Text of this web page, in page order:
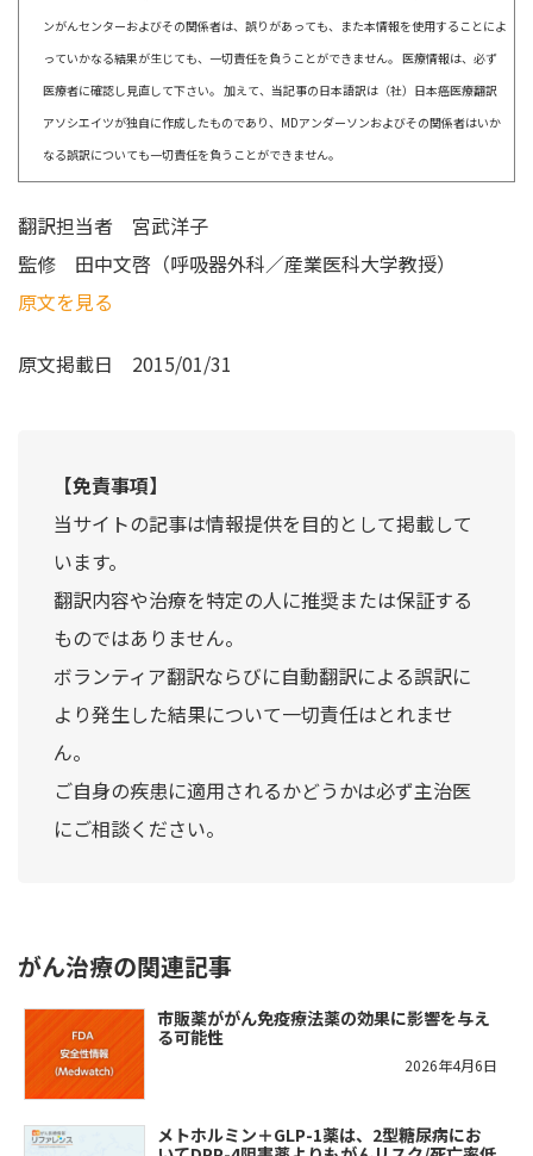
ンがんセンターおよびその関係者は、誤りがあっても、また本情報を使用することによ
っていかなる結果が生じても、一切責任を負うことができません。 医療情報は、必ず
医療者に確認し見直して下さい。 加えて、当記事の日本語訳は（社）日本癌医療翻訳
アソシエイツが独自に作成したものであり、MDアンダーソンおよびその関係者はいか
なる誤訳についても一切責任を負うことができません。
翻訳担当者 宮武洋子
監修 田中文啓（呼吸器外科／産業医科大学教授）
原文を見る
原文掲載日 2015/01/31
【免責事項】
当サイトの記事は情報提供を目的として掲載して
います。
翻訳内容や治療を特定の人に推奨または保証する
ものではありません。
ボランティア翻訳ならびに自動翻訳による誤訳に
より発生した結果について一切責任はとれませ
ん。
ご自身の疾患に適用されるかどうかは必ず主治医
にご相談ください。
がん治療の関連記事
市販薬ががん免疫療法薬の効果に影響を与え
る可能性
2026年4月6日
メトホルミン＋GLP-1薬は、2型糖尿病にお